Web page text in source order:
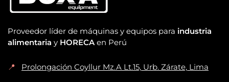
Proveedor líder de máquinas y equipos para industria
alimentaria y HORECAen Perú
📍 Prolongación Coyllur Mz.A Lt.15, Urb. Zárate, Lima